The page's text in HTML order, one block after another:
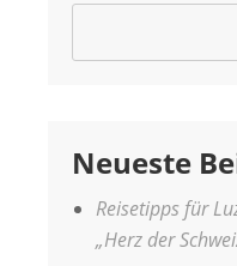
Neueste
Reisetipps für
„Herz der